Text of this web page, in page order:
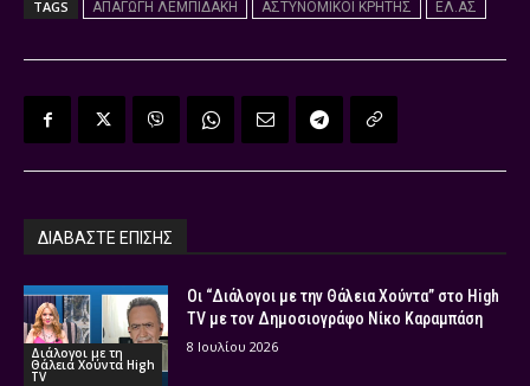
TAGS ΑΠΑΓΩΓΗ ΛΕΜΠΙΔΑΚΗ ΑΣΤΥΝΟΜΙΚΟΙ ΚΡΗΤΗΣ ΕΛ.ΑΣ
ΔΙΑΒΑΣΤΕ ΕΠΙΣΗΣ
Διάλογοι με τη
Θάλεια Χούντα High
TV
Οι “Διάλογοι με την Θάλεια Χούντα” στο High
TV με τον Δημοσιογράφο Νίκο Καραμπάση
8 Ιουλίου 2026